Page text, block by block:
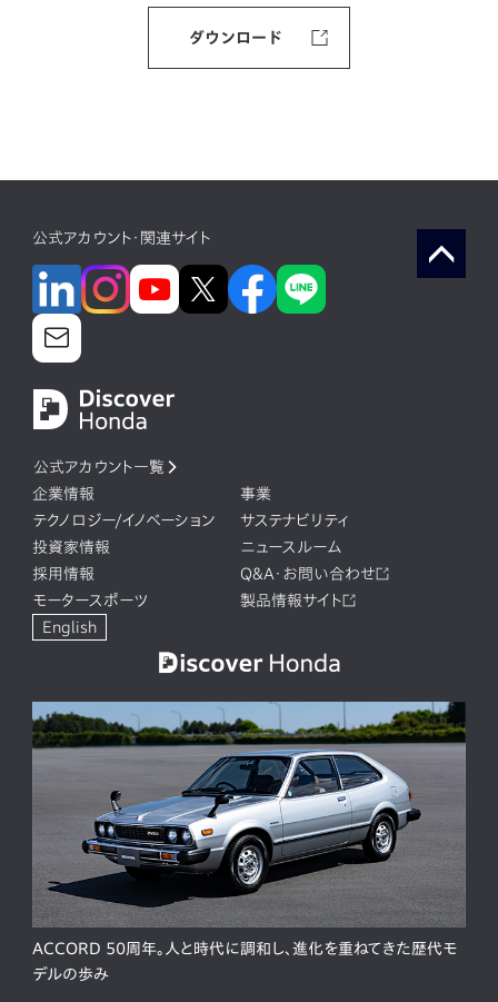
ダウンロード
公式アカウント・関連サイト
公式アカウント一覧
企業情報
事業
テクノロジー/イノベーション
サステナビリティ
投資家情報
ニュースルーム
採用情報
Q&A・お問い合わせ
モータースポーツ
製品情報サイト
English
ACCORD 50周年。人と時代に調和し、進化を重ねてきた歴代モ
デルの歩み